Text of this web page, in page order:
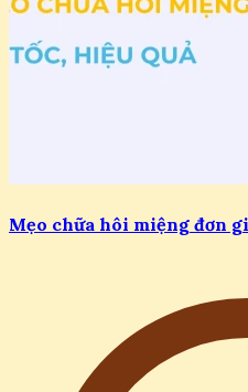
Mẹo chữa hôi miệng đơn